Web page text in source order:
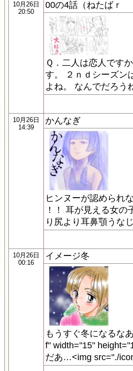
10月26日
20:50
00の4話（ねたばｒ
Ｑ．二人は恋人です
す。 ２ｎｄシーズン
よね。 なんでだろう
10月26日
14:39
かんなぎ
ヒンヌーが認められ
！！ 耳が見える女
り尻より耳鼻顎うな
10月26日
00:16
イメージ冬
もうすぐ冬になるな
f" width="15"
だあ…<img src="./